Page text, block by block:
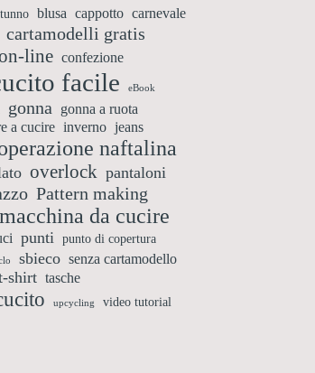
blusa cappotto carnevale
cartamodelli gratis
line confezione
facile eBook
gonna gonna a ruota
a cucire inverno jeans
naftalina
overlock pantaloni
Pattern making
da cucire
punti punto di copertura
sbieco senza cartamodello
shirt tasche
upcycling video tutorial